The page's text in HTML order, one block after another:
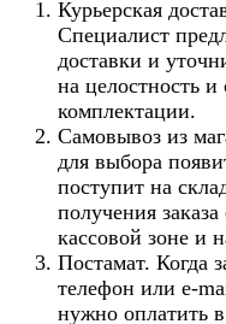
Курьерская
Специалист
доставки и
на целостность и
комплектации.
Самовывоз из
для выбора
поступит на
получения
кассовой зоне и
Постамат. Когда
телефон или e-
нужно оплатить